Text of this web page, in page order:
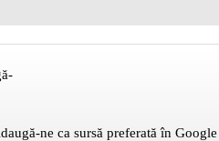
ne ca sursă preferată în Google